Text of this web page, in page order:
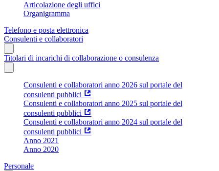
Articolazione degli uffici
Organigramma
Telefono e posta elettronica
Consulenti e collaboratori
Titolari di incarichi di collaborazione o consulenza
Consulenti e collaboratori anno 2026 sul portale del
consulenti pubblici
Consulenti e collaboratori anno 2025 sul portale del
consulenti pubblici
Consulenti e collaboratori anno 2024 sul portale del
consulenti pubblici
Anno 2021
Anno 2020
Personale